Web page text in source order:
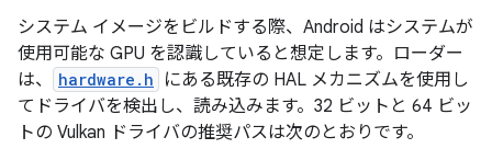
システム イメージをビルドする際、Android はシステムが
使用可能な GPU を認識していると想定します。ローダー
は、
hardware.h
にある既存の HAL メカニズムを使用し
てドライバを検出し、読み込みます。32 ビットと 64 ビッ
トの Vulkan ドライバの推奨パスは次のとおりです。